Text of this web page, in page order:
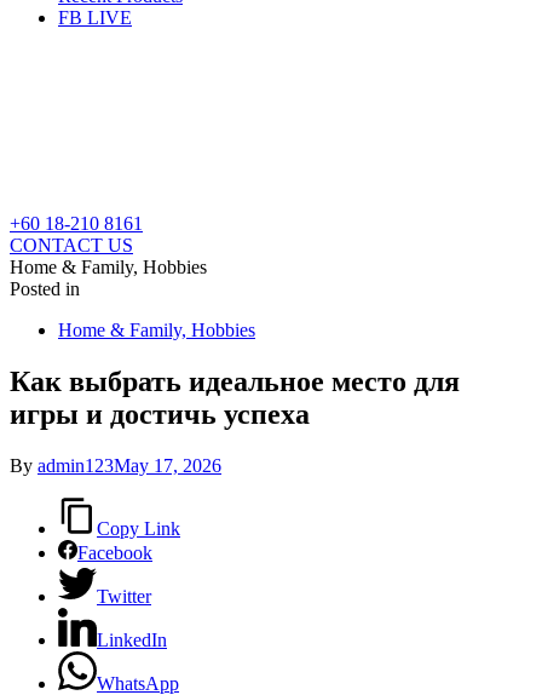
FB LIVE
+60 18-210 8161
CONTACT US
Home & Family, Hobbies
Posted in
Home & Family, Hobbies
Как выбрать идеальное место для
игры и достичь успеха
By admin123May 17, 2026
Copy Link
Facebook
Twitter
LinkedIn
WhatsApp